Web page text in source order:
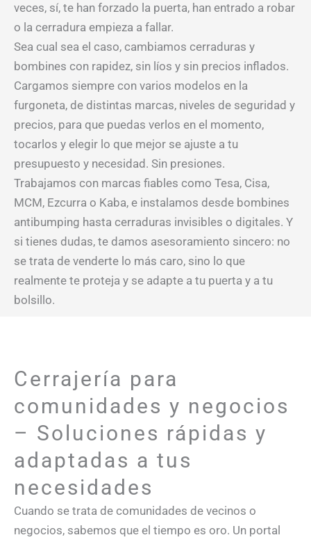
veces, sí, te han forzado la puerta, han entrado a robar
o la cerradura empieza a fallar.
Sea cual sea el caso, cambiamos cerraduras y
bombines con rapidez, sin líos y sin precios inflados.
Cargamos siempre con varios modelos en la
furgoneta, de distintas marcas, niveles de seguridad y
precios, para que puedas verlos en el momento,
tocarlos y elegir lo que mejor se ajuste a tu
presupuesto y necesidad. Sin presiones.
Trabajamos con marcas fiables como Tesa, Cisa,
MCM, Ezcurra o Kaba, e instalamos desde bombines
antibumping hasta cerraduras invisibles o digitales. Y
si tienes dudas, te damos asesoramiento sincero: no
se trata de venderte lo más caro, sino lo que
realmente te proteja y se adapte a tu puerta y a tu
bolsillo.
Cerrajería para
comunidades y negocios
– Soluciones rápidas y
adaptadas a tus
necesidades
Cuando se trata de comunidades de vecinos o
negocios, sabemos que el tiempo es oro. Un portal